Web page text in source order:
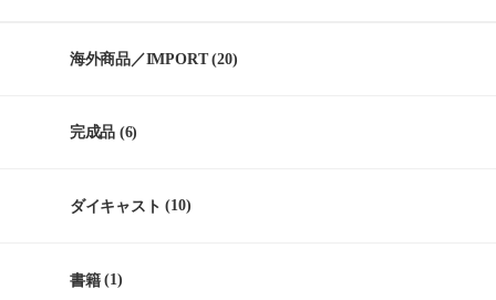
海外商品／IMPORT(20)
完成品 (6)
ダイキャスト (10)
書籍(1)